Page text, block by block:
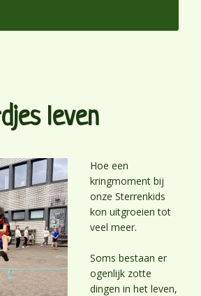
leven
Hoe een
kringmoment bij
onze Sterrenkids
kon uitgroeien tot
veel meer.
Soms bestaan er
ogenlijk zotte
dingen in het leven,